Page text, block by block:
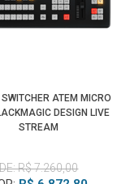
SWITCHER ATEM MICRO
DESIGN LIVE
STREAM
DE: R$ 7.260,00